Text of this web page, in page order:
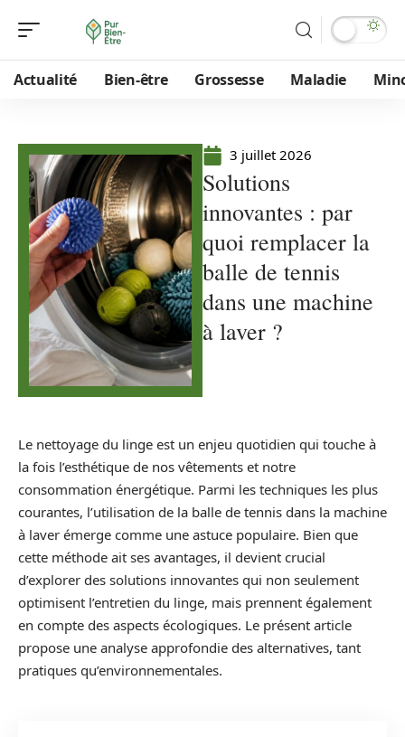
Actualité Bien-être Grossesse Maladie
3 juillet 2026
Solutions
innovantes : par
quoi remplacer la
balle de tennis
dans une machine
à laver ?
Le nettoyage du linge est un enjeu quotidien qui touche à
la fois l’esthétique de nos vêtements et notre
consommation énergétique. Parmi les techniques les plus
courantes, l’utilisation de la balle de tennis dans la machine
à laver émerge comme une astuce populaire. Bien que
cette méthode ait ses avantages, il devient crucial
d’explorer des solutions innovantes qui non seulement
optimisent l’entretien du linge, mais prennent également
en compte des aspects écologiques. Le présent article
propose une analyse approfondie des alternatives, tant
pratiques qu’environnementales.